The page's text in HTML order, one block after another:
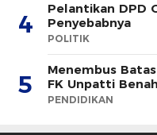
4
Pelantikan DPD
Penyebabnya
POLITIK
5
Menembus
FK Unpatti
PENDIDIKAN